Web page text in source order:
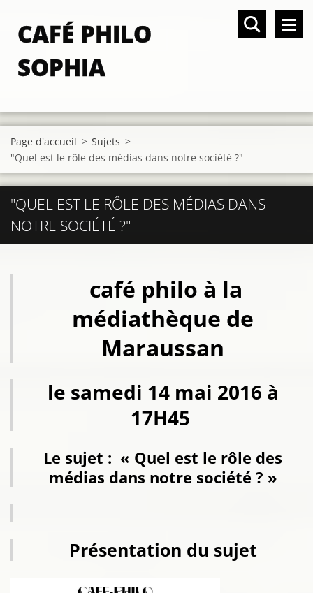
CAFÉ PHILO
SOPHIA
Page d'accueil > Sujets >
"Quel est le rôle des médias dans notre société ?"
"QUEL EST LE RÔLE DES MÉDIAS DANS
NOTRE SOCIÉTÉ ?"
café philo à la
médiathèque de
Maraussan
le samedi 14 mai 2016 à
17H45
Le sujet : « Quel est le rôle des
médias dans notre société ? »
Présentation du sujet